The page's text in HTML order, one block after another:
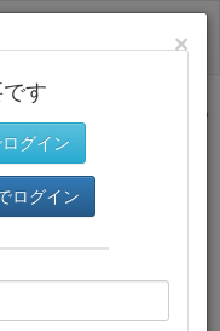
サイトトップに戻る
ードでき、快適な動画
×
す
グイン
ログイン